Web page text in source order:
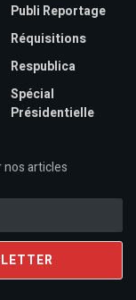
Publi Reportage
Réquisitions
Respublica
Spécial
Présidentielle
articles